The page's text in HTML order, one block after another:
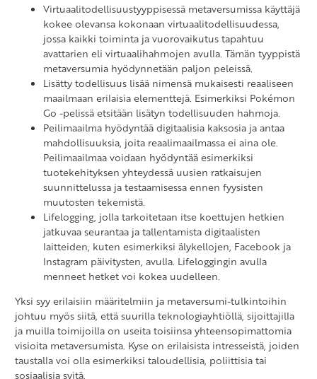
Virtuaalitodellisuustyyppisessä metaversumissa käyttäjä
kokee olevansa kokonaan virtuaalitodellisuudessa,
jossa kaikki toiminta ja vuorovaikutus tapahtuu
avattarien eli virtuaalihahmojen avulla. Tämän tyyppistä
metaversumia hyödynnetään paljon peleissä.
Lisätty todellisuus lisää nimensä mukaisesti reaaliseen
maailmaan erilaisia elementtejä. Esimerkiksi Pokémon
Go -pelissä etsitään lisätyn todellisuuden hahmoja.
Peilimaailma hyödyntää digitaalisia kaksosia ja antaa
mahdollisuuksia, joita reaalimaailmassa ei aina ole.
Peilimaailmaa voidaan hyödyntää esimerkiksi
tuotekehityksen yhteydessä uusien ratkaisujen
suunnittelussa ja testaamisessa ennen fyysisten
muutosten tekemistä.
Lifelogging, jolla tarkoitetaan itse koettujen hetkien
jatkuvaa seurantaa ja tallentamista digitaalisten
laitteiden, kuten esimerkiksi älykellojen, Facebook ja
Instagram päivitysten, avulla. Lifeloggingin avulla
menneet hetket voi kokea uudelleen.
Yksi syy erilaisiin määritelmiin ja metaversumi-tulkintoihin
johtuu myös siitä, että suurilla teknologiayhtiöllä, sijoittajilla
ja muilla toimijoilla on useita toisiinsa yhteensopimattomia
visioita metaversumista. Kyse on erilaisista intresseistä, joiden
taustalla voi olla esimerkiksi taloudellisia, poliittisia tai
sosiaalisia syitä.